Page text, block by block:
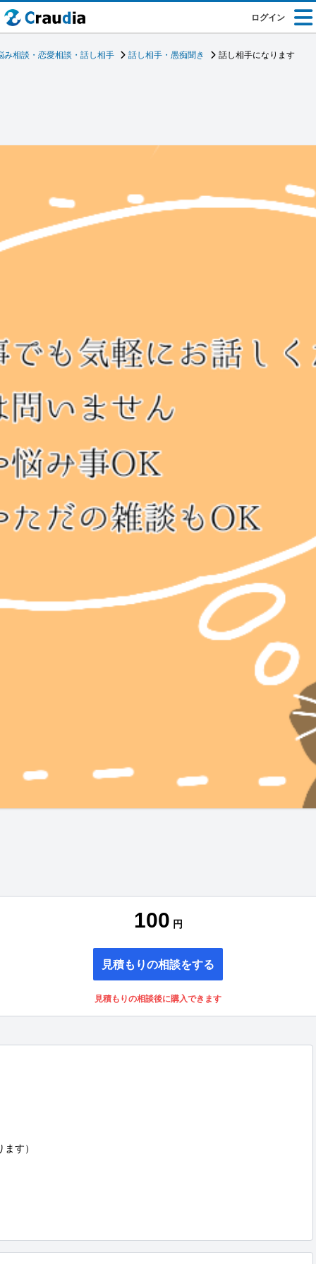
ログイン
み相談・恋愛相談・話し相手 話し相手・愚痴聞き 話し相手になります
100 円
見積もりの相談をする
見積もりの相談後に購入できます
す）